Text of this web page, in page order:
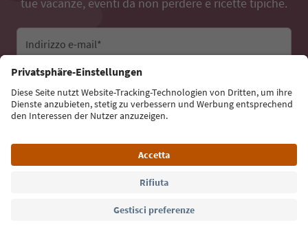
Indirizzo e-mail*
Iscriviti alla newsletter